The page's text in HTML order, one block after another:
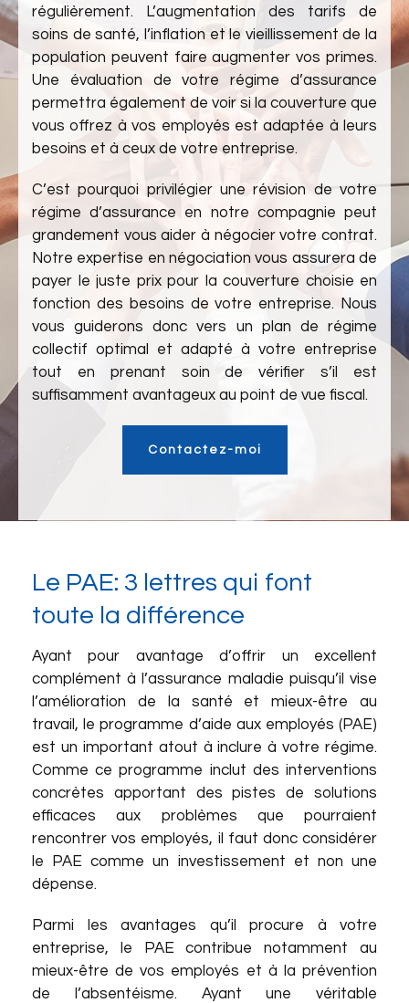
régulièrement. L’augmentation des tarifs de
soins de santé, l’inflation et le vieillissement de la
population peuvent faire augmenter vos primes.
Une évaluation de votre régime d’assurance
permettra également de voir si la couverture que
vous offrez à vos employés est adaptée à leurs
besoins et à ceux de votre entreprise.
C’est pourquoi privilégier une révision de votre
régime d’assurance en notre compagnie peut
grandement vous aider à négocier votre contrat.
Notre expertise en négociation vous assurera de
payer le juste prix pour la couverture choisie en
fonction des besoins de votre entreprise. Nous
vous guiderons donc vers un plan de régime
collectif optimal et adapté à votre entreprise
tout en prenant soin de vérifier s’il est
suffisamment avantageux au point de vue fiscal.
Contactez-moi
Le PAE: 3 lettres qui font
toute la différence
Ayant pour avantage d’offrir un excellent
complément à l’assurance maladie puisqu’il vise
l’amélioration de la santé et mieux-être au
travail, le programme d’aide aux employés (PAE)
est un important atout à inclure à votre régime.
Comme ce programme inclut des interventions
concrètes apportant des pistes de solutions
efficaces aux problèmes que pourraient
rencontrer vos employés, il faut donc considérer
le PAE comme un investissement et non une
dépense.
Parmi les avantages qu’il procure à votre
entreprise, le PAE contribue notamment au
mieux-être de vos employés et à la prévention
de l’absentéisme. Ayant une véritable